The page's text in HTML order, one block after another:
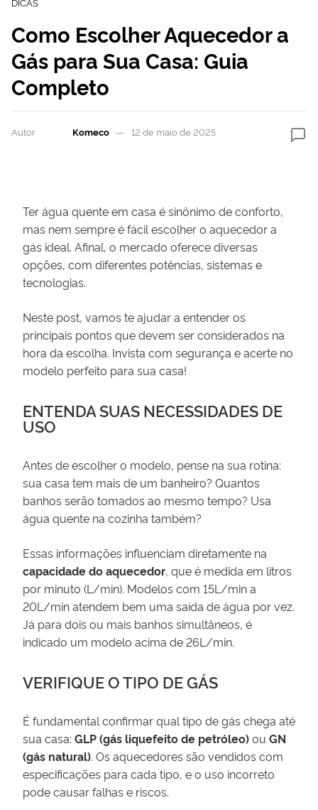
Como Escolher Aquecedor a
Gás para Sua Casa: Guia
Completo
Autor Komeco 12 de maio de 2025
Ter água quente em casa é sinônimo de conforto,
mas nem sempre é fácil escolher o aquecedor a
gás ideal. Afinal, o mercado oferece diversas
opções, com diferentes potências, sistemas e
tecnologias.
Neste post, vamos te ajudar a entender os
principais pontos que devem ser considerados na
hora da escolha. Invista com segurança e acerte no
modelo perfeito para sua casa!
ENTENDA SUAS NECESSIDADES DE
USO
Antes de escolher o modelo, pense na sua rotina:
sua casa tem mais de um banheiro? Quantos
banhos serão tomados ao mesmo tempo? Usa
água quente na cozinha também?
Essas informações influenciam diretamente na
capacidade do aquecedor, que é medida em litros
por minuto (L/min). Modelos com 15L/min a
20L/min atendem bem uma saída de água por vez.
Já para dois ou mais banhos simultâneos, é
indicado um modelo acima de 26L/min.
VERIFIQUE O TIPO DE GÁS
É fundamental confirmar qual tipo de gás chega até
sua casa: GLP (gás liquefeito de petróleo)ou GN
(gás natural). Os aquecedores são vendidos com
especificações para cada tipo, e o uso incorreto
pode causar falhas e riscos.